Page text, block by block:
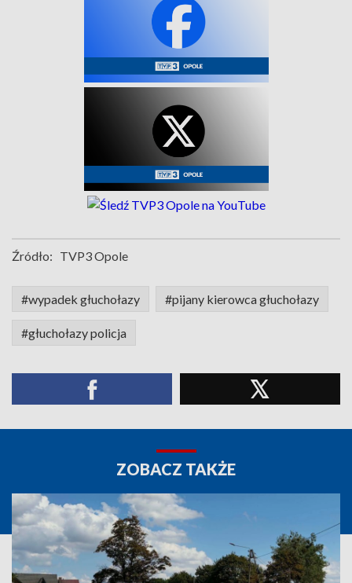
Źródło: TVP3 Opole
#wypadek głuchołazy #pijany kierowca głuchołazy
#głuchołazy policja
ZOBACZ TAKŻE